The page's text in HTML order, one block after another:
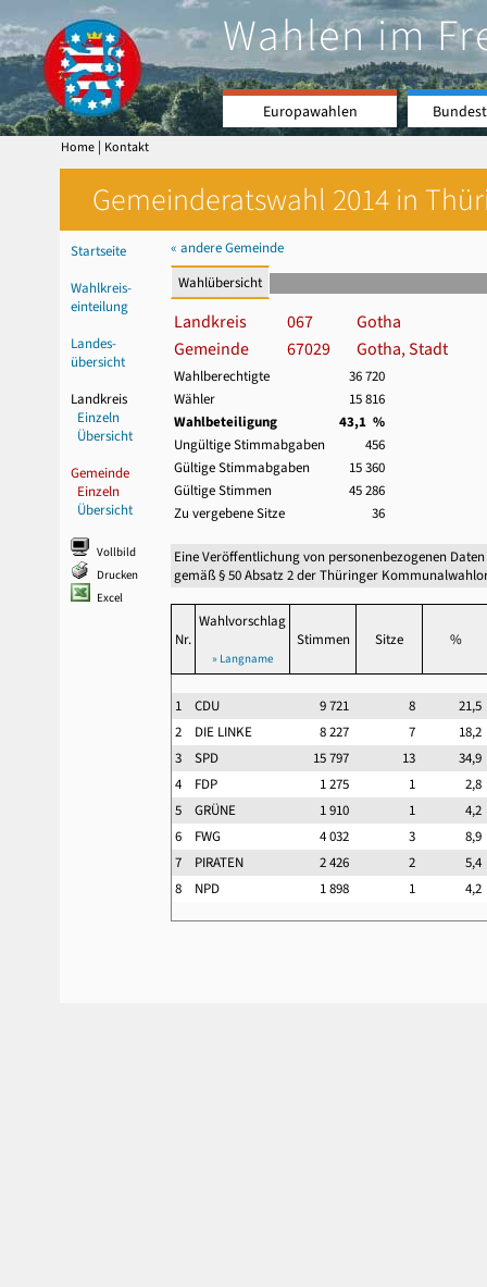
Wahlen im
Europawahlen
Home | Kontakt
Gemeinderatswahl 2014 in
Startseite
Wahlkreis-
einteilung
Landes-
übersicht
Landkreis
Einzeln
Übersicht
Gemeinde
Einzeln
Übersicht
Vollbild
Drucken
Excel
« andere Gemeinde
Wahlübersicht
Landkreis 067
Gotha
Gemeinde
67029 Gotha, Stadt
Wahlberechtigte
36 720
Wähler
15 816
Wahlbeteiligung
43,1 %
Ungültige Stimmabgaben
456
Gültige Stimmabgaben
15 360
Gültige Stimmen
45 286
Zu vergebene Sitze
36
Eine Veröffentlichung von personenbezogenen
gemäß § 50 Absatz 2 der Thüringer
Nr.
Wahlvorschlag
» Langname
Stimmen Sitze %
1 CDU 9 721 8
21,5
2 DIE LINKE 8 227 7
18,2
3 SPD 15 797 13
34,9
4 FDP 1 275 1
2,8
5 GRÜNE 1 910 1
4,2
6 FWG 4 032 3
8,9
7 PIRATEN 2 426 2
5,4
8 NPD 1 898 1 4,2